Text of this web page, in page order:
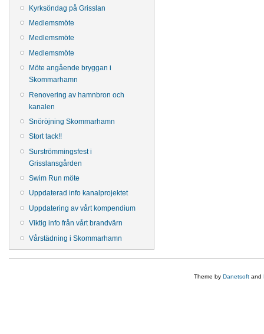
Kyrksöndag på Grisslan
Medlemsmöte
Medlemsmöte
Medlemsmöte
Möte angående bryggan i
Skommarhamn
Renovering av hamnbron och
kanalen
Snöröjning Skommarhamn
Stort tack!!
Surströmmingsfest i
Grisslansgården
Swim Run möte
Uppdaterad info kanalprojektet
Uppdatering av vårt kompendium
Viktig info från vårt brandvärn
Vårstädning i Skommarhamn
Theme by Danetsoft and